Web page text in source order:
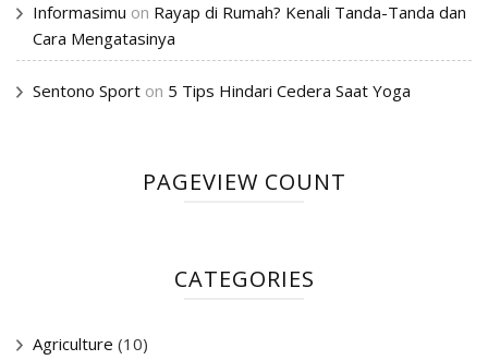
Informasimu on Rayap di Rumah? Kenali Tanda-Tanda dan
Cara Mengatasinya
Sentono Sport on 5 Tips Hindari Cedera Saat Yoga
PAGEVIEW COUNT
CATEGORIES
Agriculture (10)